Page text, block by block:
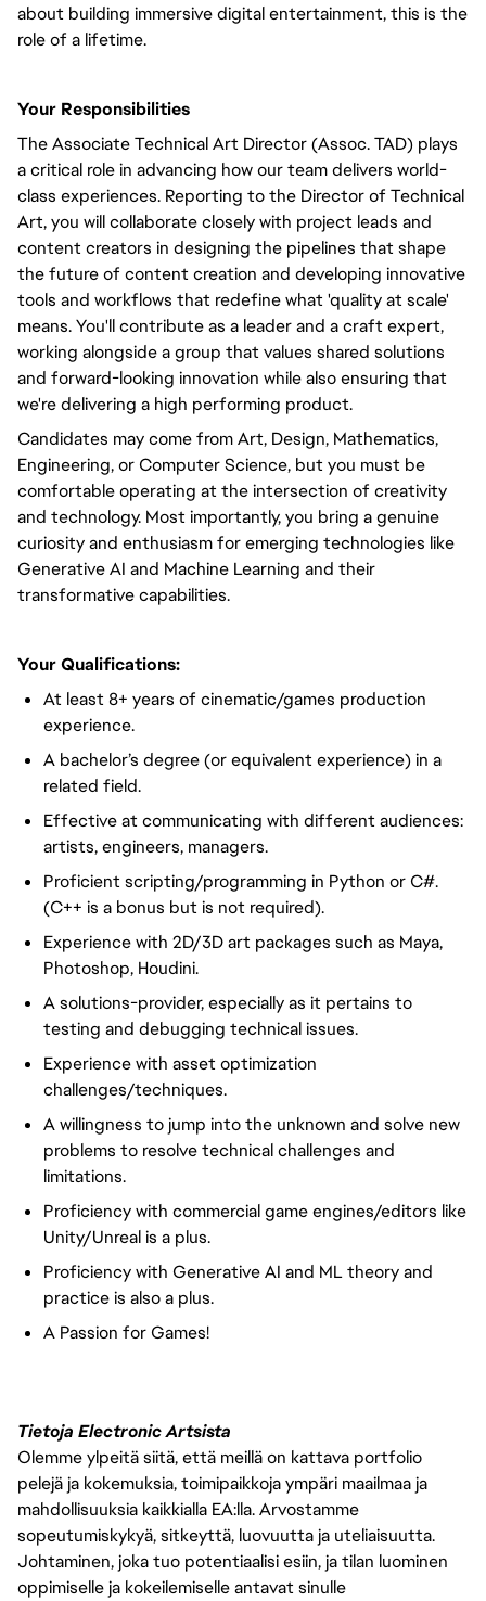
about building immersive digital entertainment, this is the
role of a lifetime.
Your Responsibilities
The Associate Technical Art Director (Assoc. TAD) plays
a critical role in advancing how our team delivers world-
class experiences. Reporting to the Director of Technical
Art, you will collaborate closely with project leads and
content creators in designing the pipelines that shape
the future of content creation and developing innovative
tools and workflows that redefine what 'quality at scale'
means. You'll contribute as a leader and a craft expert,
working alongside a group that values shared solutions
and forward-looking innovation while also ensuring that
we're delivering a high performing product.
Candidates may come from Art, Design, Mathematics,
Engineering, or Computer Science, but you must be
comfortable operating at the intersection of creativity
and technology. Most importantly, you bring a genuine
curiosity and enthusiasm for emerging technologies like
Generative AI and Machine Learning and their
transformative capabilities.
Your Qualifications:
At least 8+ years of cinematic/games production
experience.
A bachelor’s degree (or equivalent experience) in a
related field.
Effective at communicating with different audiences:
artists, engineers, managers.
Proficient scripting/programming in Python or C#.
(C++ is a bonus but is not required).
Experience with 2D/3D art packages such as Maya,
Photoshop, Houdini.
A solutions-provider, especially as it pertains to
testing and debugging technical issues.
Experience with asset optimization
challenges/techniques.
A willingness to jump into the unknown and solve new
problems to resolve technical challenges and
limitations.
Proficiency with commercial game engines/editors like
Unity/Unreal is a plus.
Proficiency with Generative AI and ML theory and
practice is also a plus.
A Passion for Games!
Tietoja Electronic Artsista
Olemme ylpeitä siitä, että meillä on kattava portfolio
pelejä ja kokemuksia, toimipaikkoja ympäri maailmaa ja
mahdollisuuksia kaikkialla EA:lla. Arvostamme
sopeutumiskykyä, sitkeyttä, luovuutta ja uteliaisuutta.
Johtaminen, joka tuo potentiaalisi esiin, ja tilan luominen
oppimiselle ja kokeilemiselle antavat sinulle